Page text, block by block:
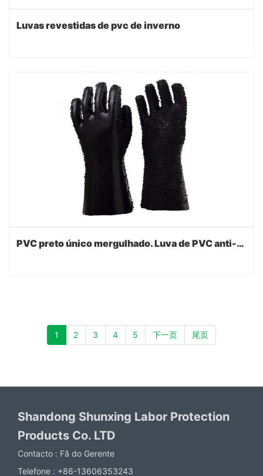
Luvas revestidas de pvc de inverno
PVC preto único mergulhado. Luva de PVC anti-slip de pontos de borracha
1 2 3 4 5 下一页 尾页
Shandong Shunxing Labor Protection
Products Co. LTD
Contacto : Fã do Gerente
Telefone : +86-13606353243